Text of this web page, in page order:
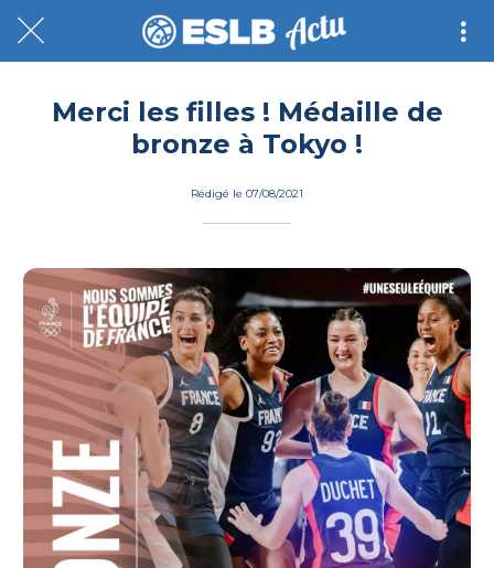
Merci les filles ! Médaille de
bronze à Tokyo !
Rédigé le 07/08/2021